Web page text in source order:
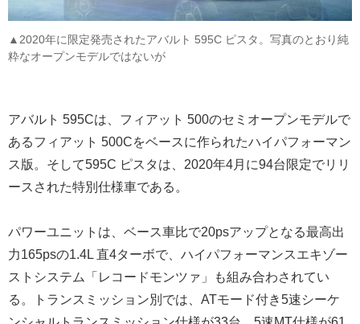
▲2020年に限定発売されたアバルト 595C ピスタ。写真のとおり純
粋なオープンモデルではないが
アバルト 595Cは、フィアット 500のセミオープンモデルで
あるフィアット 500Cをベースに作られたハイパフォーマン
ス版。そして595C ピスタは、2020年4月に94台限定でリリ
ースされた特別仕様車である。
パワーユニットは、ベース車比で20psアップとなる最高出
力165psの1.4L 直4ターボで、ハイパフォーマンスエキゾー
ストシステム「レコードモンツァ」も組み合わされてい
る。トランスミッション別では、ATモード付き5速シーケ